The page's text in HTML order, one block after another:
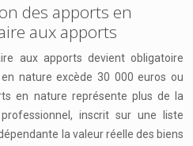
des apports en
aux apports
aux apports devient obligatoire
nature excède 30 000 euros ou
en nature représente plus de la
inscrit sur une liste
la valeur réelle des biens